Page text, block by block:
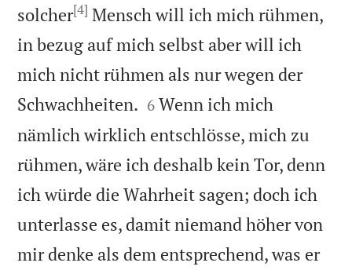
solcher[4] Mensch will ich mich rühmen,
in bezug auf mich selbst aber will ich
mich nicht rühmen als nur wegen der
Schwachheiten. 

6 Wenn ich mich
nämlich wirklich entschlösse, mich zu
rühmen, wäre ich deshalb kein Tor, denn
ich würde die Wahrheit sagen; doch ich
unterlasse es, damit niemand höher von
mir denke als dem entsprechend, was er